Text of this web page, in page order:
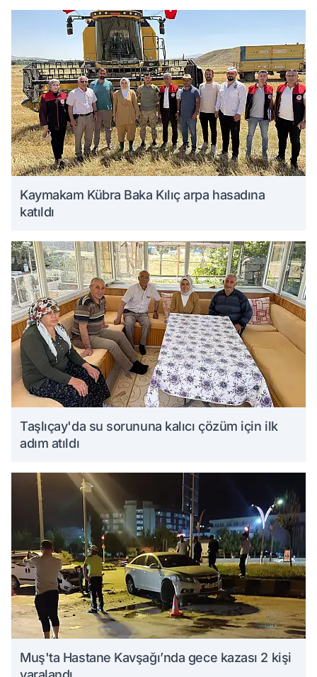
Kaymakam Kübra Baka Kılıç arpa hasadına
katıldı
Taşlıçay'da su sorununa kalıcı çözüm için ilk
adım atıldı
Muş'ta Hastane Kavşağı’nda gece kazası 2 kişi